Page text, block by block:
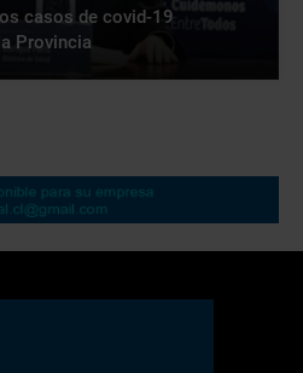
casos de covid-19
Provincia